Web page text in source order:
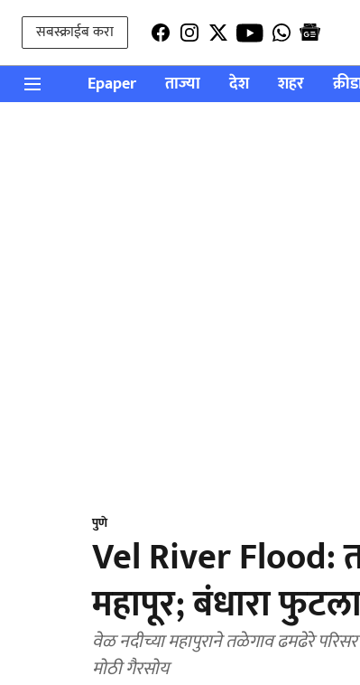
सबस्क्राईब करा
Epaper ताज्या देश शहर
पुणे
Vel River Flood:
महापूर; बंधारा
वेळ नदीच्या महापुराने तळेगाव ढमढेरे
मोठी गैरसोय